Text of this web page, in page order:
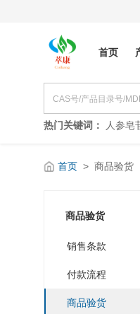
首页
热门关键词： 人参皂
首页 > 商品验货
商品验货
销售条款
付款流程
商品验货